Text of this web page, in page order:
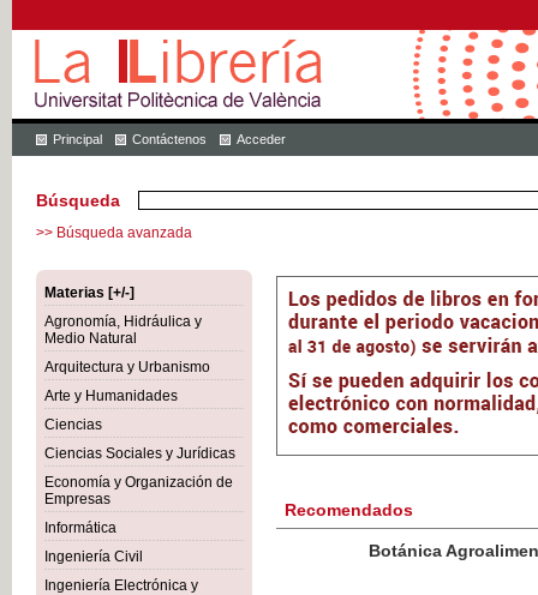
Principal Contáctenos Acceder
Búsqueda
>> Búsqueda avanzada
Materias [+/-]
Agronomía, Hidráulica y
Medio Natural
Arquitectura y Urbanismo
Arte y Humanidades
Ciencias
Ciencias Sociales y Jurídicas
Economía y Organización de
Empresas
Informática
Ingeniería Civil
Ingeniería Electrónica y
Recomendados
Botánica Agroalimentaria